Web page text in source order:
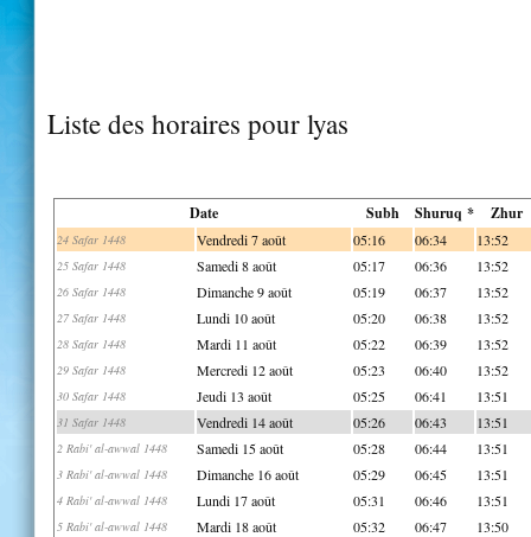
Liste des horaires pour lyas
Date Subh Shuruq * Zhur
24 Safar 1448 Vendredi 7 août 05:16 06:34 13:52
25 Safar 1448 Samedi 8 août 05:17 06:36 13:52
26 Safar 1448 Dimanche 9 août 05:19 06:37 13:52
27 Safar 1448 Lundi 10 août 05:20 06:38 13:52
28 Safar 1448 Mardi 11 août 05:22 06:39 13:52
29 Safar 1448 Mercredi 12 août 05:23 06:40 13:52
30 Safar 1448 Jeudi 13 août 05:25 06:41 13:51
31 Safar 1448 Vendredi 14 août 05:26 06:43 13:51
2 Rabi' al-awwal 1448 Samedi 15 août 05:28 06:44 13:51
3 Rabi' al-awwal 1448 Dimanche 16 août 05:29 06:45 13:51
4 Rabi' al-awwal 1448 Lundi 17 août 05:31 06:46 13:51
5 Rabi' al-awwal 1448 Mardi 18 août 05:32 06:47 13:50